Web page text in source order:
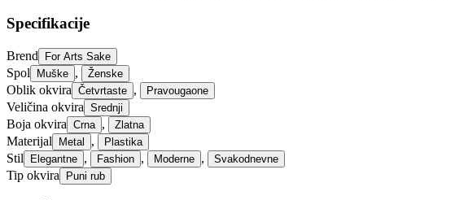
Specifikacije
Brend For Arts Sake
Spol Muške , Ženske
Oblik okvira Četvrtaste , Pravougaone
Veličina okvira Srednji
Boja okvira Crna , Zlatna
Materijal Metal , Plastika
Stil Elegantne , Fashion , Moderne , Svakodnevne
Tip okvira Puni rub